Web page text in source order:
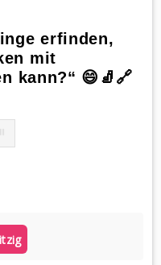
erfinden,
mit
kann?“ 😄🧦🔗